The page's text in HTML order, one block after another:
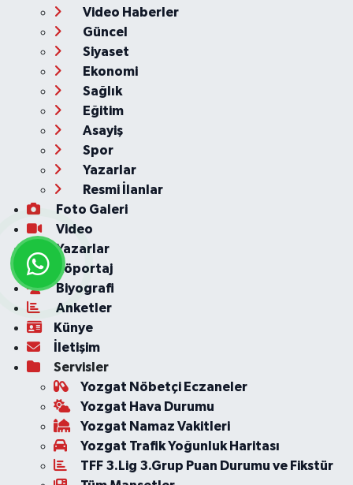
Video Haberler
Güncel
Siyaset
Ekonomi
Sağlık
Eğitim
Asayiş
Spor
Yazarlar
Resmi İlanlar
Foto Galeri
Video
Yazarlar
Röportaj
Biyografi
Anketler
Künye
İletişim
Servisler
Yozgat Nöbetçi Eczaneler
Yozgat Hava Durumu
Yozgat Namaz Vakitleri
Yozgat Trafik Yoğunluk Haritası
TFF 3.Lig 3.Grup Puan Durumu ve Fikstür